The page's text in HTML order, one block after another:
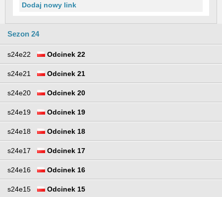
Dodaj nowy link
Sezon 24
s24e22 Odcinek 22
s24e21 Odcinek 21
s24e20 Odcinek 20
s24e19 Odcinek 19
s24e18 Odcinek 18
s24e17 Odcinek 17
s24e16 Odcinek 16
s24e15 Odcinek 15